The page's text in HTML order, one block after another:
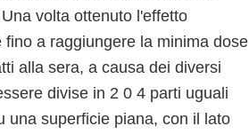
volta ottenuto l'effetto
a raggiungere la minima dose
alla sera, a causa dei diversi
divise in 2 0 4 parti uguali
una superficie piana, con il lato